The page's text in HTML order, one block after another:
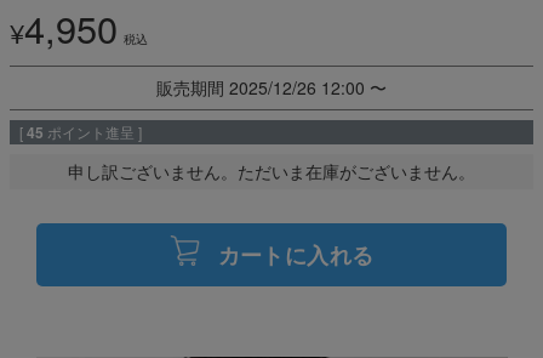
¥4,950 税込
販売期間 2025/12/26 12:00 〜
[45 ポイント進呈 ]
申し訳ございません。ただいま在庫がございません。
カートに入れる